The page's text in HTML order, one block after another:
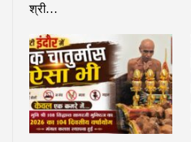
श्री…